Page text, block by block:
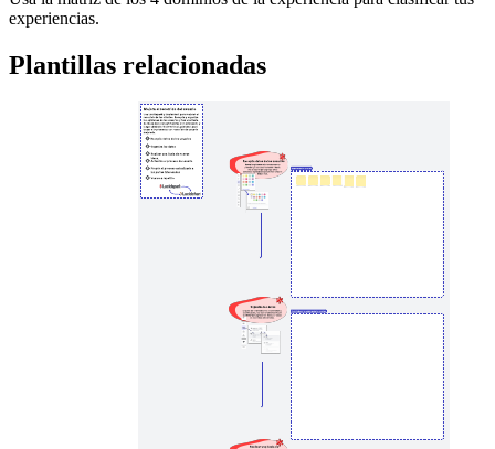
experiencias.
Plantillas relacionadas